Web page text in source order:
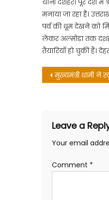
यानी दशहरा पूरे देश में
मनाया जा रहा है।
पर्व की धूम देखने को
लेकर अल्मोड़ा तक
तैयारियाँ हो चुकी हैं।
Post
मुख्यमंत्री धामी ने स्कूली बच्चों संग ‘परीक्षा पे चर्चा- 2023’ कार्यक्रम में किया प्रतिभाग,
Leave a
Your email
Comment *